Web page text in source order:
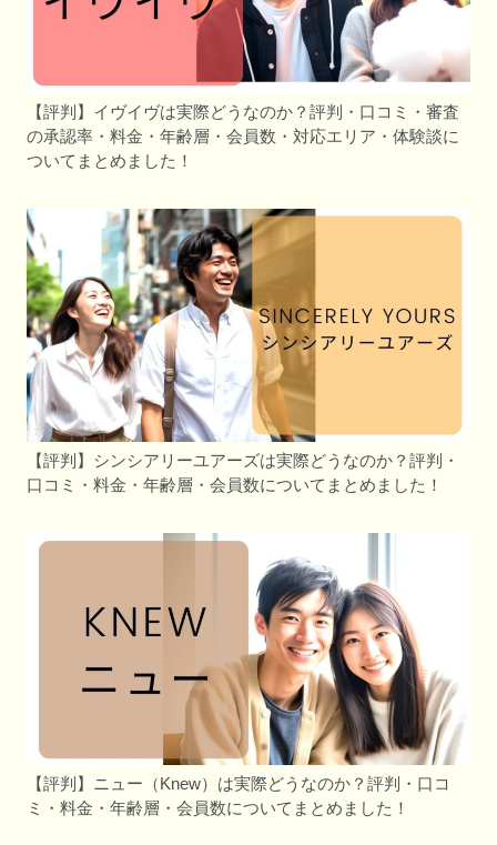
【評判】イヴイヴは実際どうなのか？評判・口コミ・審査
の承認率・料金・年齢層・会員数・対応エリア・体験談に
ついてまとめました！
【評判】シンシアリーユアーズは実際どうなのか？評判・
口コミ・料金・年齢層・会員数についてまとめました！
【評判】ニュー（Knew）は実際どうなのか？評判・口コ
ミ・料金・年齢層・会員数についてまとめました！